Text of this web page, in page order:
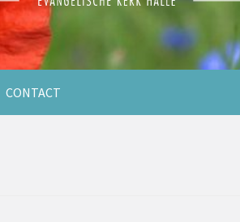
CONTACT